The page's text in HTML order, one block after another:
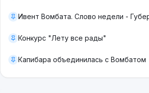
Ивент Вомбата. Слово недели -
Конкурс "Лету все рады"
Капибара объединилась с Вомбатом